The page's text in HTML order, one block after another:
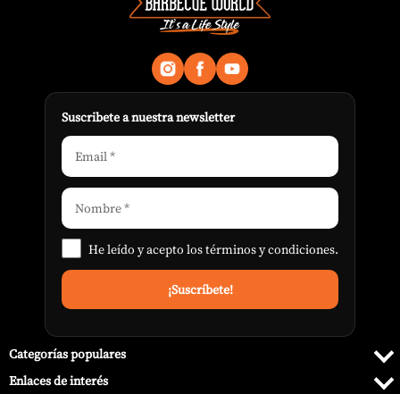
Suscribete a nuestra newsletter
He leído y acepto lostérminos y condiciones.
Categorías populares
Enlaces de interés